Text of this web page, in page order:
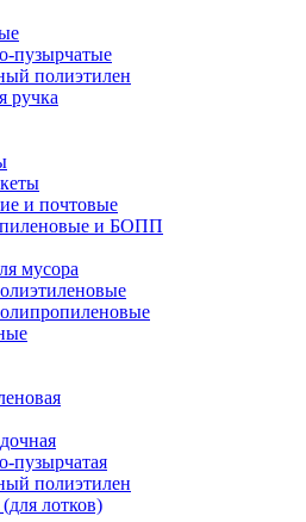
пузырчатые
полиэтилен
ручка
и почтовые
и БОПП
мусора
пузырчатая
полиэтилен
лотков)